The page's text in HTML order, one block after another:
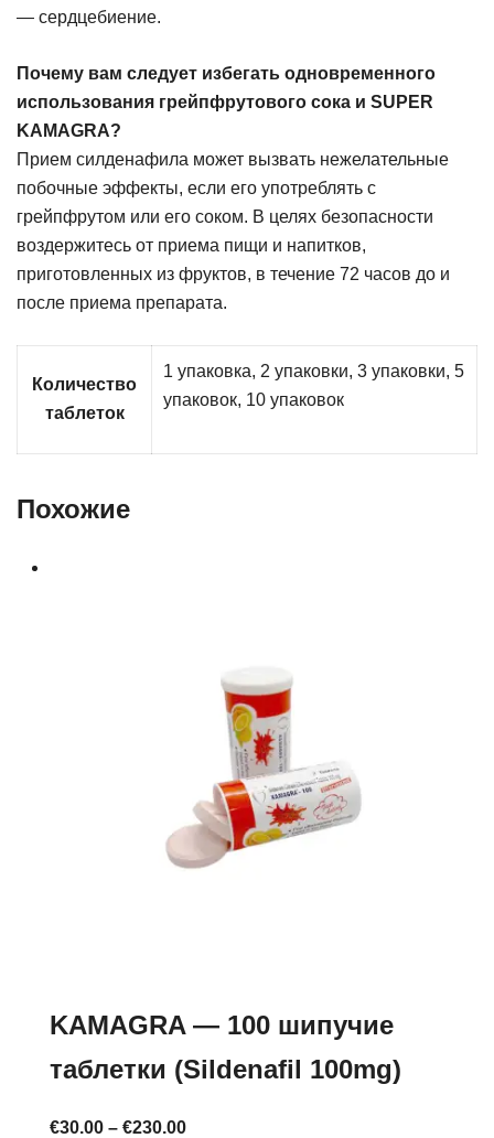
— сердцебиение.
Почему вам следует избегать одновременного
использования грейпфрутового сока и SUPER
KAMAGRA?
Прием силденафила может вызвать нежелательные
побочные эффекты, если его употреблять с
грейпфрутом или его соком. В целях безопасности
воздержитесь от приема пищи и напитков,
приготовленных из фруктов, в течение 72 часов до и
после приема препарата.
Количество
таблеток
1 упаковка, 2 упаковки, 3 упаковки, 5
упаковок, 10 упаковок
Похожие
KAMAGRA — 100 шипучие
таблетки (Sildenafil 100mg)
€30.00 – €230.00Диапазон